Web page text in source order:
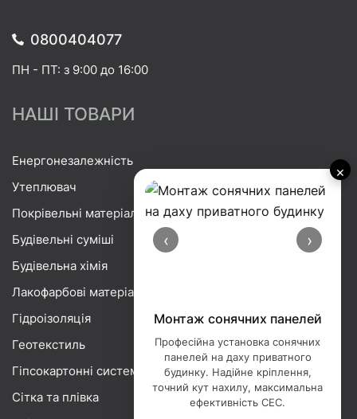
×
‹ ›
Монтаж сонячних панелей
Професійна установка сонячних
панелей на даху приватного
будинку. Надійне кріплення,
точний кут нахилу, максимальна
ефективність СЕС.
0800404077
ПН - ПТ: з 9:00 до 16:00
НАШІ ТОВАРИ
Енергонезалежність
Утеплювач
Покрівельні матеріали
Будівельні суміші
Будівельна хімія
Лакофарбові матеріали
Гідроізоляція
Геотекстиль
Гіпсокартонні системи
Сітка та плівка